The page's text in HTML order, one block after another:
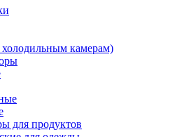
камерам)
для продуктов